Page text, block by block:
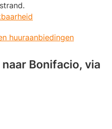
huuraanbiedingen
Bonifacio, via